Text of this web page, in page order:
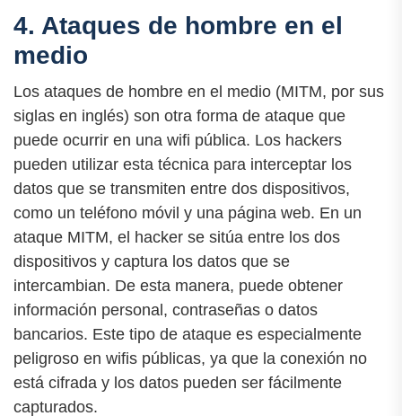
4. Ataques de hombre en el
medio
Los ataques de hombre en el medio (MITM, por sus
siglas en inglés) son otra forma de ataque que
puede ocurrir en una wifi pública. Los hackers
pueden utilizar esta técnica para interceptar los
datos que se transmiten entre dos dispositivos,
como un teléfono móvil y una página web. En un
ataque MITM, el hacker se sitúa entre los dos
dispositivos y captura los datos que se
intercambian. De esta manera, puede obtener
información personal, contraseñas o datos
bancarios. Este tipo de ataque es especialmente
peligroso en wifis públicas, ya que la conexión no
está cifrada y los datos pueden ser fácilmente
capturados.